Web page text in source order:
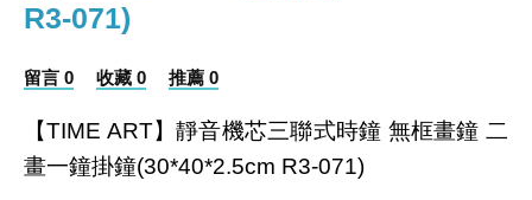
R3-071)
留言 0 收藏 0 推薦 0
【TIME ART】靜音機芯三聯式時鐘 無框畫鐘 二
畫一鐘掛鐘(30*40*2.5cm R3-071)